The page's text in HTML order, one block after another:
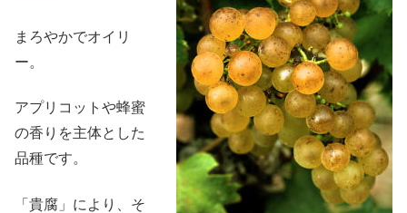
まろやかでオイリ
ー。
アプリコットや蜂蜜
の香りを主体とした
品種です。
「貴腐」により、そ